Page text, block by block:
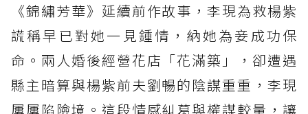
《錦繡芳華》延續前作故事，李現為救楊紫
謊稱早已對她一見鍾情，納她為妾成功保
命。兩人婚後經營花店「花滿築」，卻遭遇
縣主暗算與楊紫前夫劉暢的陰謀重重，李現
屢屢陷險境。這段情感糾葛與權謀較量，讓